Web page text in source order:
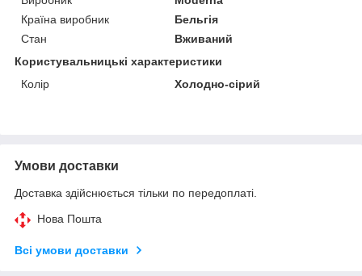
Країна виробник
Бельгія
Стан
Вживаний
Користувальницькі характеристики
Колір
Холодно-сірий
Умови доставки
Доставка здійснюється тільки по передоплаті.
Нова Пошта
Всі умови доставки